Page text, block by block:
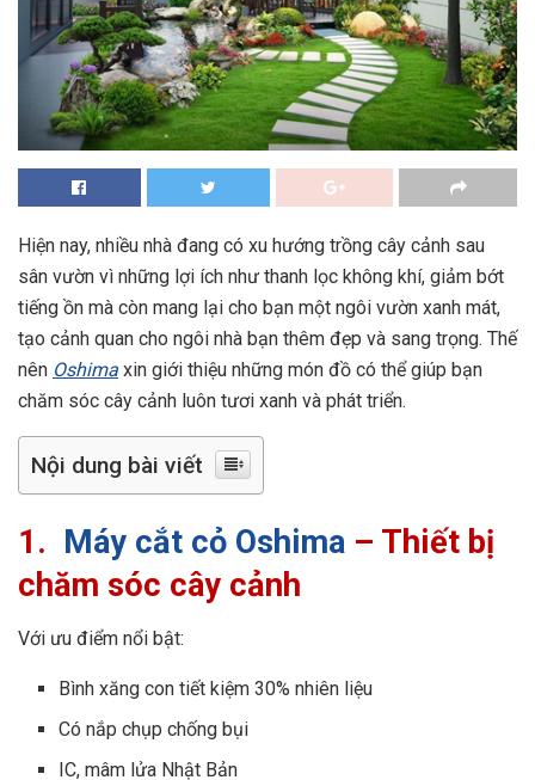
Hiện nay, nhiều nhà đang có xu hướng trồng cây cảnh sau
sân vườn vì những lợi ích như thanh lọc không khí, giảm bớt
tiếng ồn mà còn mang lại cho bạn một ngôi vườn xanh mát,
tạo cảnh quan cho ngôi nhà bạn thêm đẹp và sang trọng. Thế
nên Oshima xin giới thiệu những món đồ có thể giúp bạn
chăm sóc cây cảnh luôn tươi xanh và phát triển.
Nội dung bài viết
1. Máy cắt cỏ Oshima – Thiết bị
chăm sóc cây cảnh
Với ưu điểm nổi bật:
Bình xăng con tiết kiệm 30% nhiên liệu
Có nắp chụp chống bụi
IC, mâm lửa Nhật Bản